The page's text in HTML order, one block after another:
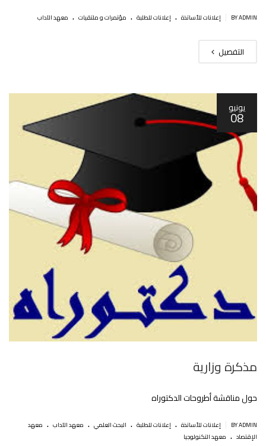
BY ADMIN إعلانات للأساتذة . إعلانات للطلبة . مؤتمرات و ملتقيات . معهد الآداب
التفصيل
يونيو
08
مذكرة وزارية
حول مناقشة أطروحات الدكتوراه
BY ADMIN إعلانات للأساتذة . إعلانات للطلبة . البحث العلمي . معهد الآداب . معهد
الإقتصاد . معهد التكنولوجيا